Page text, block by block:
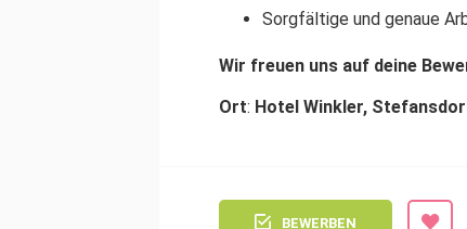
Sorgfältige und genaue
Wir freuen uns auf deine
Ort: Hotel Winkler,
BEWERBEN